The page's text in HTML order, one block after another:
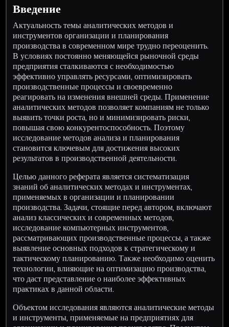
Введение
Актуальность темы аналитических методов и
инструментов организации и планирования
производства в современном мире трудно переоценить.
В условиях постоянно меняющейся рыночной среды
предприятия сталкиваются с необходимостью
эффективно управлять ресурсами, оптимизировать
производственные процессы и своевременно
реагировать на изменения внешней среды. Применение
аналитических методов позволяет компаниям не только
выявить точки роста, но и минимизировать риски,
повышая свою конкурентоспособность. Поэтому
исследование методов анализа и планирования
становится ключевым для достижения высоких
результатов в производственной деятельности.
Целью данного реферата является систематизация
знаний об аналитических методах и инструментах,
применяемых в организации и планировании
производства. Задачи, стоящие перед автором, включают
анализ классических и современных методов,
исследование компьютерных инструментов,
рассматривающих производственные процессы, а также
выявление основных подходов к стратегическому и
тактическому планированию. Также необходимо оценить
технологии, влияющие на оптимизацию производства,
что даст представление о наиболее эффективных
практиках в данной области.
Объектом исследования являются аналитические методы
и инструменты, применяемые на предприятиях для